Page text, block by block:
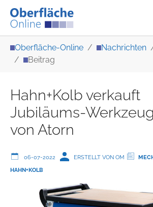
Oberfläche-Online Nachrichten
Beitrag
Hahn+Kolb verkauft
Jubiläums-
von Atorn
06-07-2022 ERSTELLT VON OM
HAHN+KOLB